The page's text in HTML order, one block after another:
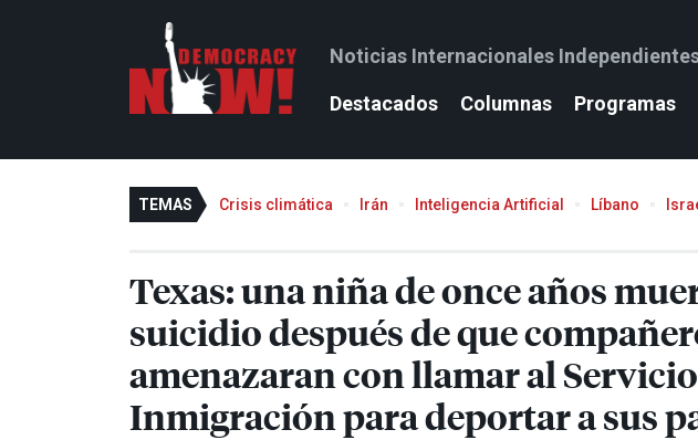
Noticias Internacionales
Destacados Columnas Programas
TEMAS Crisis climática Irán Inteligencia Artificial Líbano
Texas: una niña de once años
suicidio después de que
amenazaran con llamar al
Inmigración para deportar a sus